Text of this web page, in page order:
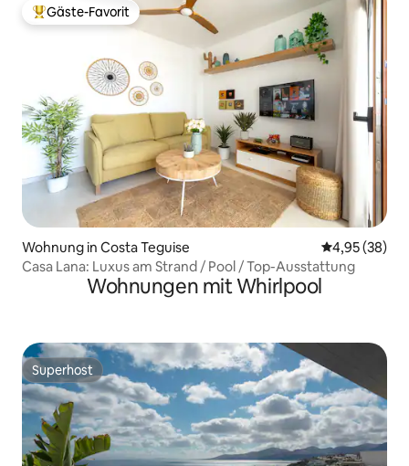
Beliebter Gäste-Favorit.
Gäste-Favorit
Wohnung in Costa Teguise
4,95 (38)
Casa Lana: Luxus am Strand / Pool / Top-Ausstattung
Wohnungen mit Whirlpool
Superhost
Superhost